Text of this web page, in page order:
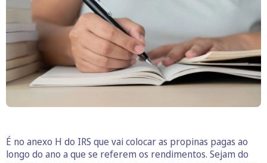
É no anexo H do IRS que vai colocar as propinas pagas ao
longo do ano a que se referem os rendimentos. Sejam do